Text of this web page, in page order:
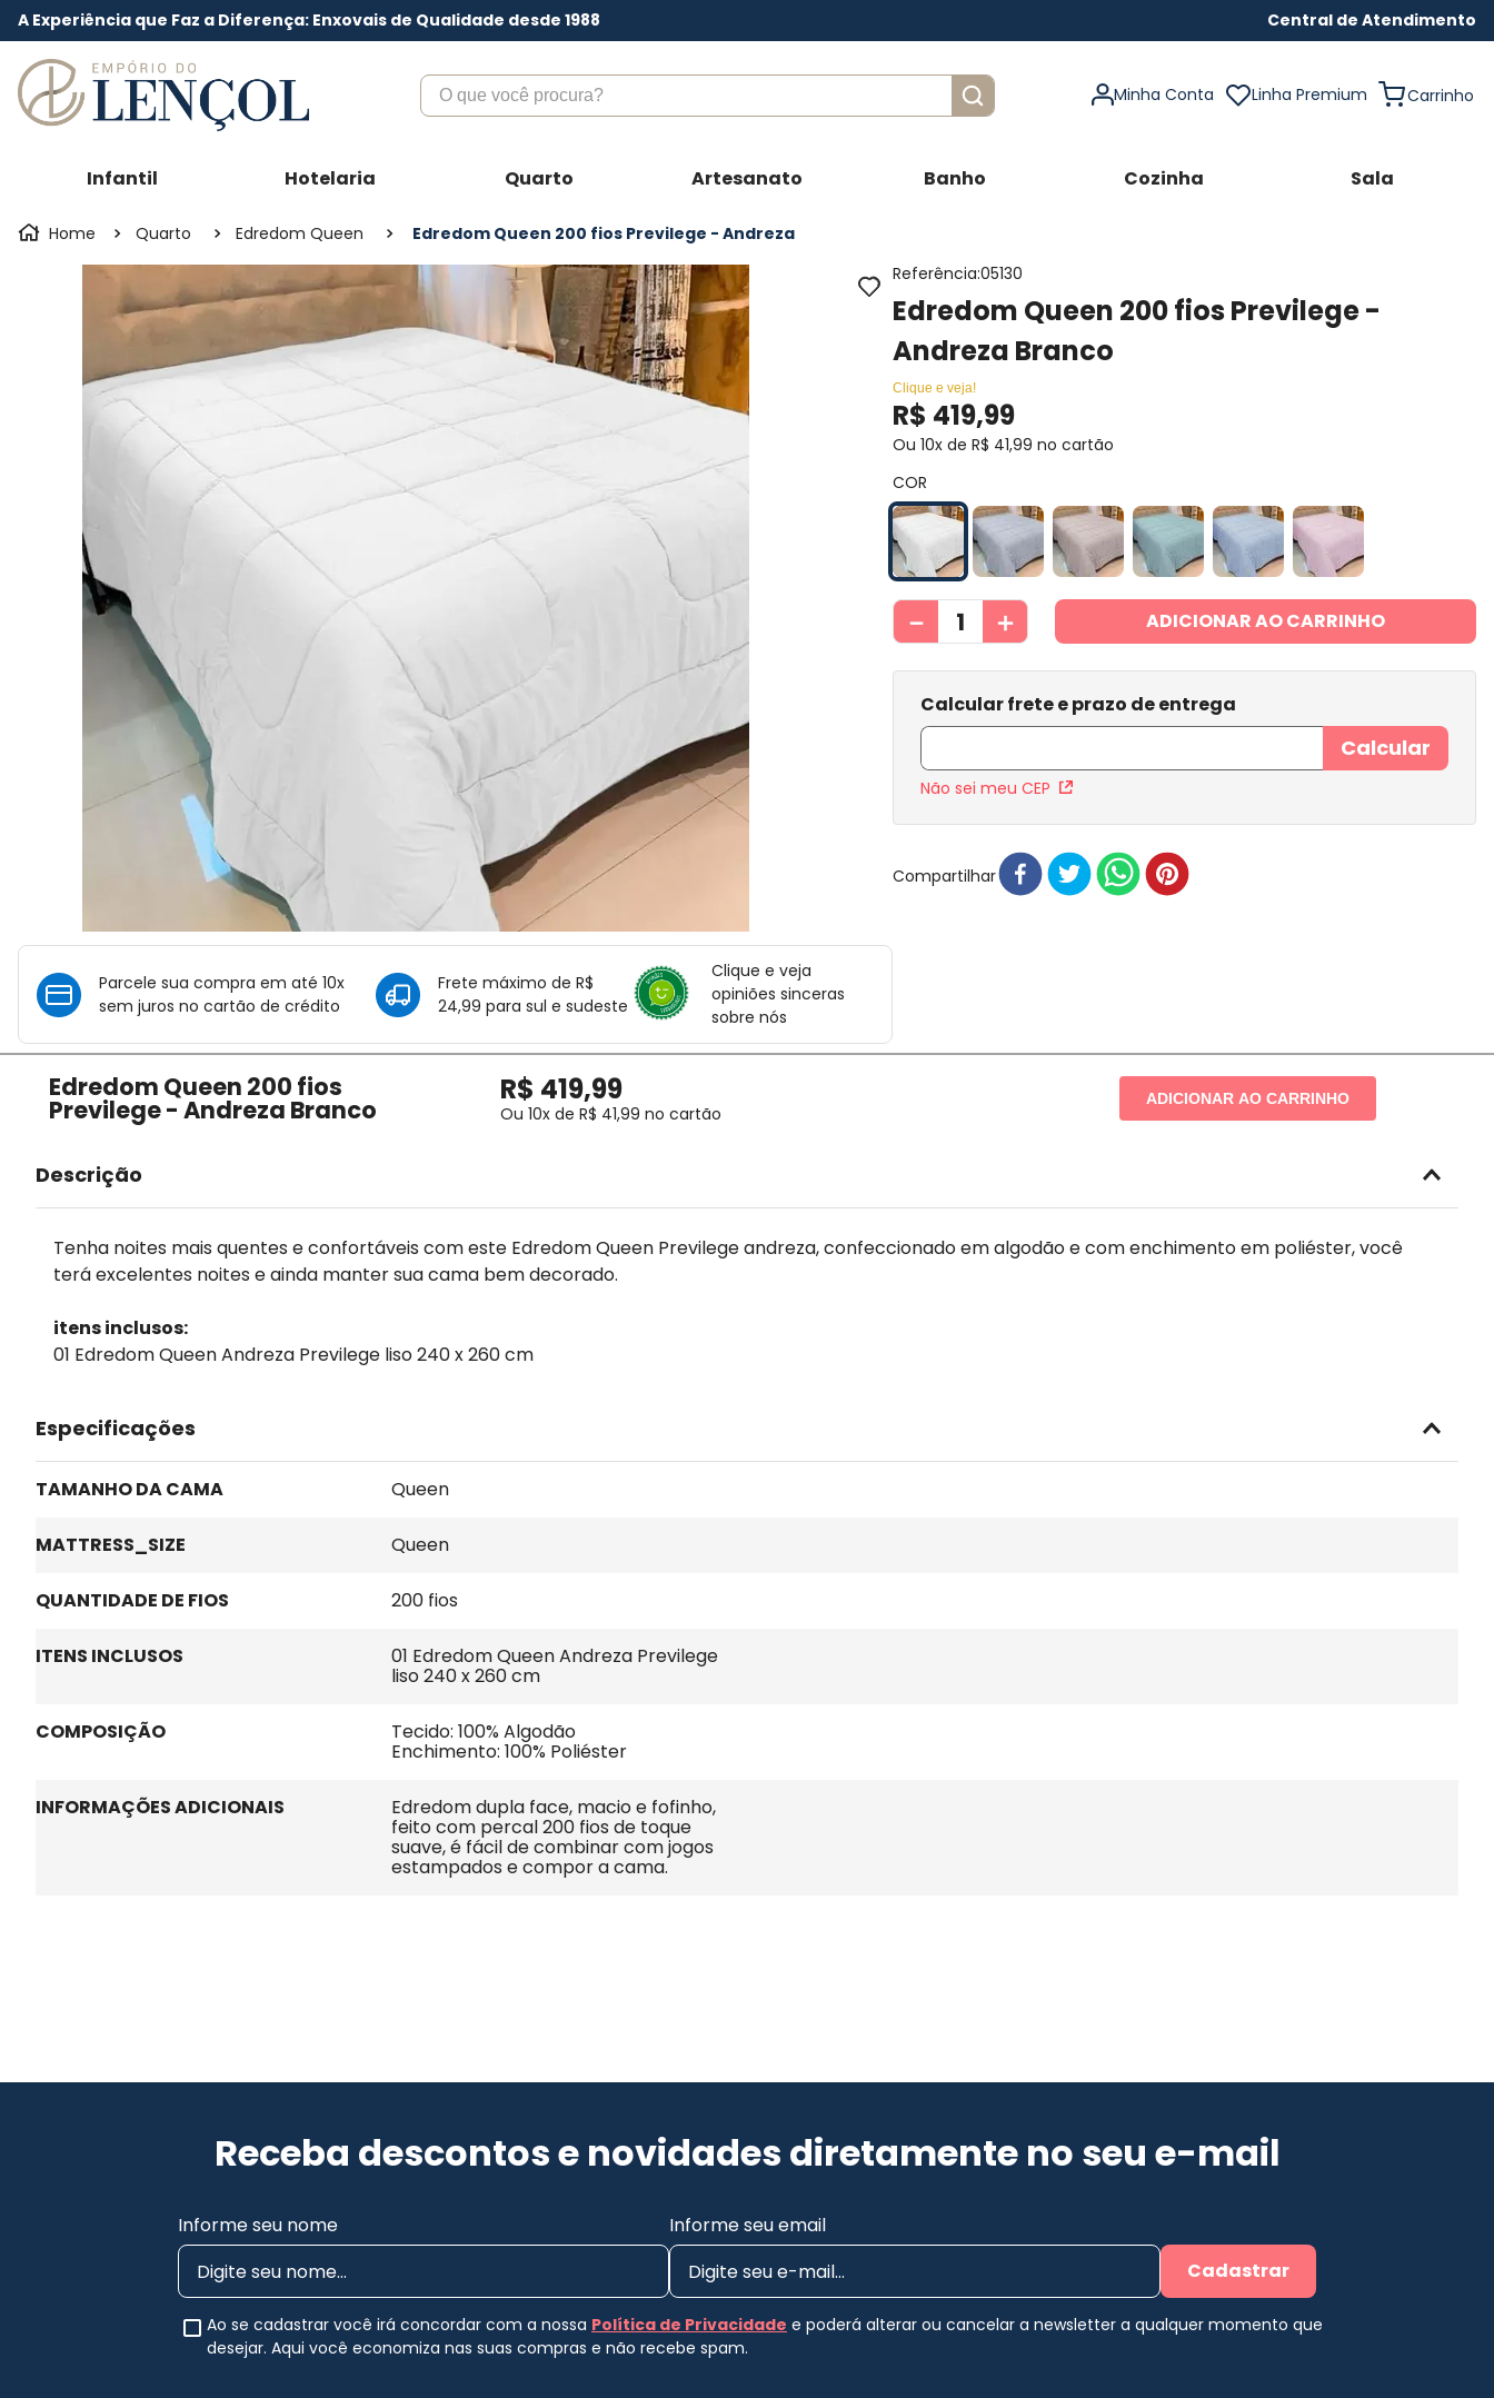
A Experiência que Faz a Diferença: Enxovais de Qualidade desde 1988 Central de Atendimento
O que você procura?
Minha Conta Linha Premium
Infantil Hotelaria Quarto Artesanato Banho Cozinha Sala
Quarto Edredom Queen Edredom Queen 200 fios Previlege - Andreza
Parcele sua compra em até 10x
sem juros no cartão de crédito
Frete máximo de R$
24,99 para sul e sudeste
Clique e veja
opiniões sinceras
sobre nós
Referência:05130
Edredom Queen 200 fios Previlege -
Andreza Branco
Clique e veja!
R$ 419,99
Ou10x deR$ 41,99 no cartão
COR
＋
－ ADICIONAR AO CARRINHO
Não sei meu CEP
Compartilhar
Edredom Queen 200 fios
Previlege - Andreza Branco
R$ 419,99
Ou10x deR$ 41,99 no cartão
ADICIONAR AO CARRINHO
Descrição
Tenha noites mais quentes e confortáveis com este Edredom Queen Previlege andreza, confeccionado em algodão e com enchimento em poliéster, você
terá excelentes noites e ainda manter sua cama bem decorado.
itens inclusos:
01 Edredom Queen Andreza Previlege liso 240 x 260 cm
Especificações
TAMANHO DA CAMA Queen
MATTRESS_SIZE Queen
QUANTIDADE DE FIOS 200 fios
ITENS INCLUSOS 01 Edredom Queen Andreza Previlege
liso 240 x 260 cm
COMPOSIÇÃO Tecido: 100% Algodão
Enchimento: 100% Poliéster
INFORMAÇÕES ADICIONAIS Edredom dupla face, macio e fofinho,
feito com percal 200 fios de toque
suave, é fácil de combinar com jogos
estampados e compor a cama.
Receba descontos e novidades diretamente no seu e-mail
Informe seu nome
Informe seu email
Cadastrar
Ao se cadastrar você irá concordar com a nossa Política de Privacidade e poderá alterar ou cancelar a newsletter a qualquer momento que
desejar. Aqui você economiza nas suas compras e não recebe spam.